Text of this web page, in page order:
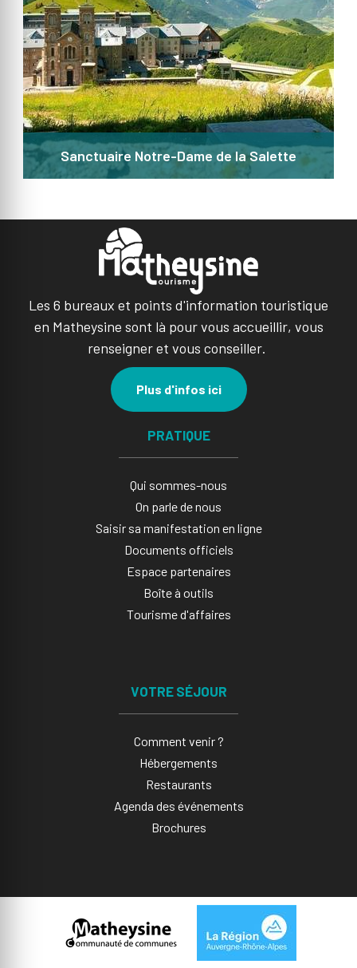
Sanctuaire Notre-Dame de la Salette
Les 6 bureaux et points d'information touristique
en Matheysine sont là pour vous accueillir, vous
renseigner et vous conseiller.
Plus d'infos ici
PRATIQUE
Qui sommes-nous
On parle de nous
Saisir sa manifestation en ligne​
Documents officiels
Espace partenaires
Boîte à outils
Tourisme d'affaires
VOTRE SÉJOUR
Comment venir ?
Hébergements
Restaurants
Agenda des événements
Brochures